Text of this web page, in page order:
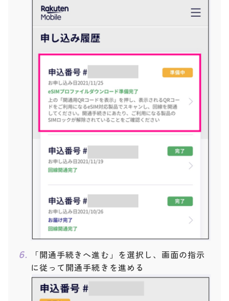
「開通手続きへ進む」を選択し、画面の指示
に従って開通手続きを進める